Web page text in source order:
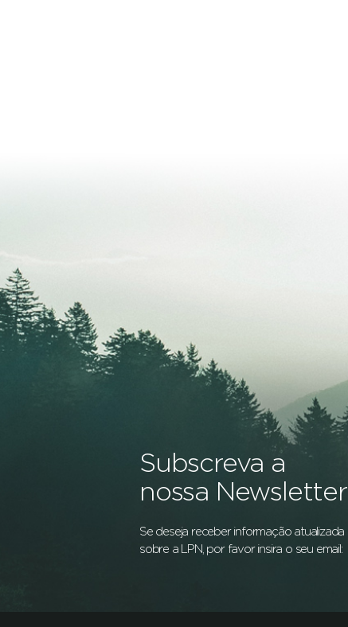
Subscreva a
nossa Newsletter
Se deseja receber informação atualizada
sobre a LPN, por favor insira o seu email: